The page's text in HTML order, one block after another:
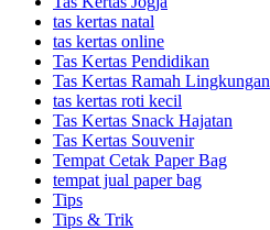
tas kertas natal
tas kertas online
Tas Kertas Pendidikan
Tas Kertas Ramah Lingkungan
tas kertas roti kecil
Tas Kertas Snack Hajatan
Tas Kertas Souvenir
Tempat Cetak Paper Bag
tempat jual paper bag
Tips
Tips & Trik